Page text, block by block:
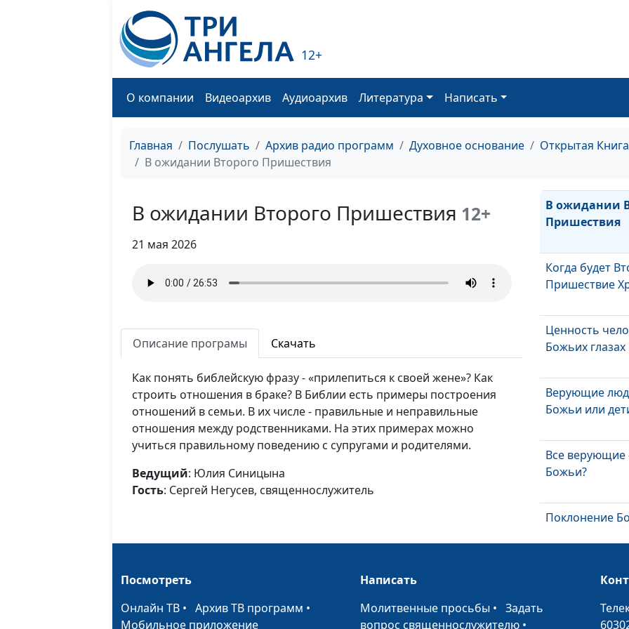
12+
О компании Видеоархив Аудиоархив Литература Написать
Главная Послушать Архив радио программ Духовное основание
Открытая Книга
В ожидании Второго Пришествия
В ожидании Второго Пришествия 12+
21 мая 2026
Описание програмы Скачать
Как понять библейскую фразу - «прилепиться к своей жене»? Как
строить отношения в браке? В Библии есть примеры построения
отношений в семьи. В их числе - правильные и неправильные
отношения между родственниками. На этих примерах можно
учиться правильному поведению с супругами и родителями.
Ведущий: Юлия Синицына
Гость: Сергей Негусев, священнослужитель
Пасха наша –
Что такое
В ожидании
Пришествия
Когда будет
Пришествие
Ценность
Божьих глазах
Верующие
Божьи или
Все верующие
Божьи?
Поклонение
Воля Божья и
Посмотреть
Онлайн ТВ • Архив ТВ программ •
Мобильное приложение
Написать
Молитвенные просьбы •Задать
вопрос священнослужителю •